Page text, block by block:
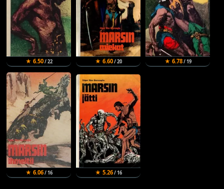
★ 6.50/ 22 ★ 6.60/ 20 ★ 6.78/ 19
★ 6.06/ 16 ★ 5.26/ 16